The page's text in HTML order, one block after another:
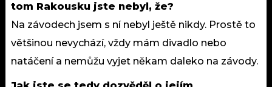
tom Rakousku jste nebyl, že?
Na závodech jsem s ní nebyl ještě nikdy. Prostě to
většinou nevychází, vždy mám divadlo nebo
natáčení a nemůžu vyjet někam daleko na závody.